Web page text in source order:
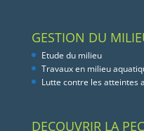
GESTION DU
Etude du milieu
Travaux en milieu
Lutte contre les atteintes
DECOUVRIR LA